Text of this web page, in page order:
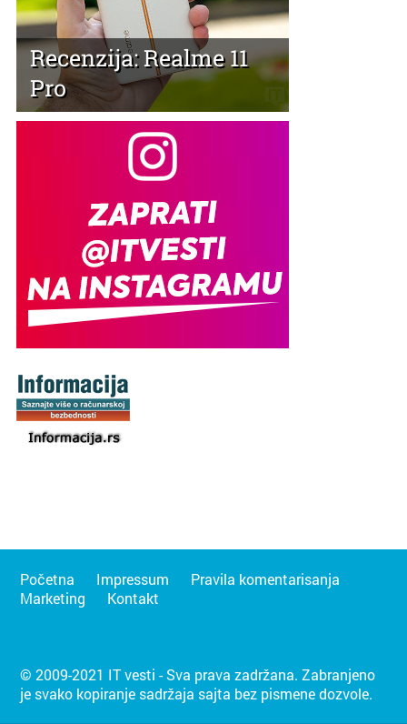
Recenzija: Realme 11
Pro
Početna Impressum
Pravila komentarisanja
Marketing
Kontakt
© 2009-2021 IT vesti - Sva prava zadržana. Zabranjeno
je svako kopiranje sadržaja sajta bez pismene dozvole.